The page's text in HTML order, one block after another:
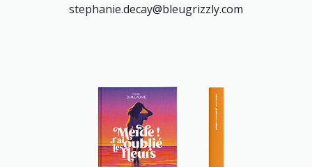
stephanie.decay@bleugrizzly.com